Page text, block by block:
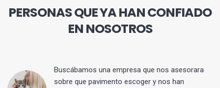
PERSONAS QUE YA HAN CONFIADO
EN NOSOTROS
Buscábamos una empresa que nos asesorara
sobre que pavimento escoger y nos han